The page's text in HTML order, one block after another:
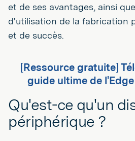
et de ses avantages, ainsi
d'utilisation de la fabrication
et de succès.
[Ressource gratuite]
guide ultime de
Qu'est-ce qu'un
périphérique ?